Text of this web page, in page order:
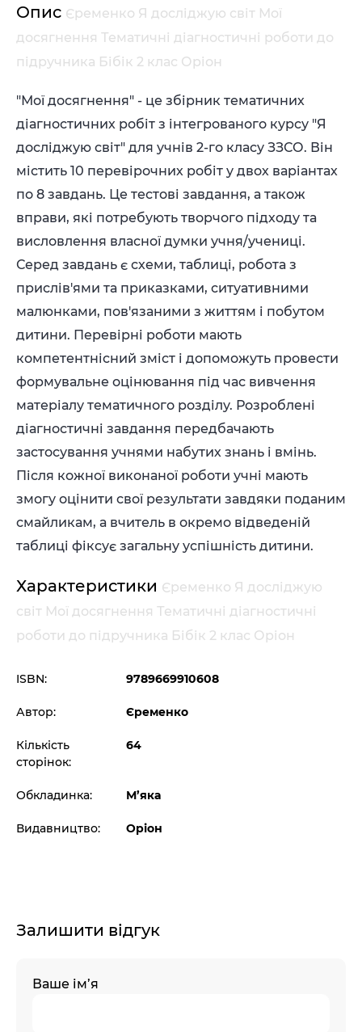
Опис Єременко Я досліджую світ Мої
досягнення Тематичні діагностичні роботи до
підручника Бібік 2 клас Оріон
"Мої досягнення" - це збірник тематичних
діагностичних робіт з інтегрованого курсу "Я
досліджую світ" для учнів 2-го класу ЗЗСО. Він
містить 10 перевірочних робіт у двох варіантах
по 8 завдань. Це тестові завдання, а також
вправи, які потребують творчого підходу та
висловлення власної думки учня/учениці.
Серед завдань є схеми, таблиці, робота з
прислів'ями та приказками, ситуативними
малюнками, пов'язаними з життям і побутом
дитини. Перевірні роботи мають
компетентнісний зміст і допоможуть провести
формувальне оцінювання під час вивчення
матеріалу тематичного розділу. Розроблені
діагностичні завдання передбачають
застосування учнями набутих знань і вмінь.
Після кожної виконаної роботи учні мають
змогу оцінити свої результати завдяки поданим
смайликам, а вчитель в окремо відведеній
таблиці фіксує загальну успішність дитини.
Характеристики Єременко Я досліджую
світ Мої досягнення Тематичні діагностичні
роботи до підручника Бібік 2 клас Оріон
ISBN: 9789669910608
Автор: Єременко
Кількість
сторінок:
64
Обкладинка: М’яка
Видавництво: Оріон
Залишити відгук
Ваше ім’я